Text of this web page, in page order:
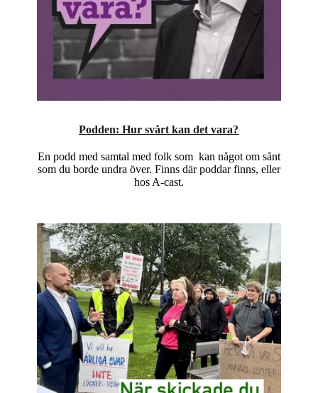
Podden: Hur svårt kan det vara?
En podd med samtal med folk som kan något om sånt
som du borde undra över. Finns där poddar finns, eller
hos A-cast.